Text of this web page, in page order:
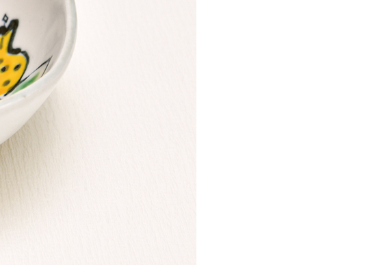
開催。おすすめの展覧会
めの映画
で選びました。おすすめの本